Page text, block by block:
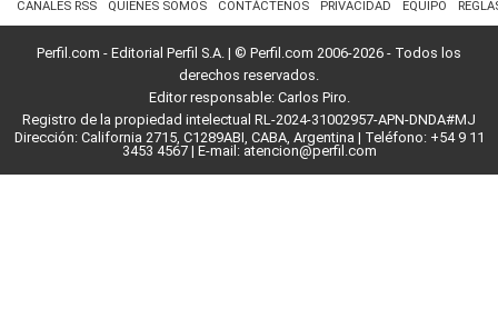
CANALES RSS QUIENES SOMOS CONTÁCTENOS PRIVACIDAD EQUIPO
Perfil.com - Editorial Perfil S.A. | © Perfil.com 2006-2026 - Todos los
derechos reservados.
Editor responsable: Carlos Piro.
Registro de la propiedad intelectual RL-2024-31002957-APN-DNDA#MJ
Dirección: California 2715, C1289ABI, CABA, Argentina | Teléfono: +54 9 11
3453 4567| E-mail: atencion@perfil.com